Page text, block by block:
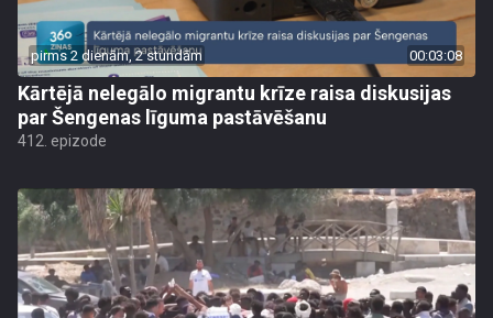
pirms 2 dienām, 2 stundām 00:03:08
Kārtējā nelegālo migrantu krīze raisa diskusijas
par Šengenas līguma pastāvēšanu
412. epizode